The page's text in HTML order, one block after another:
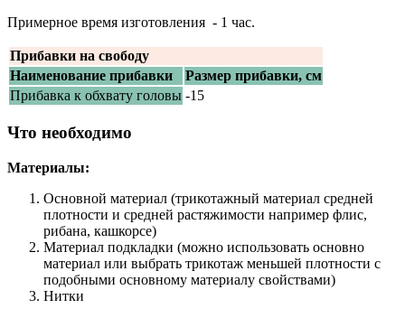
Примерное время изготовления - 1 час.
Прибавки на свободу
Наименование прибавки
Размер прибавки, см
Прибавка к обхвату головы -15
Что необходимо
Материалы:
Основной материал (трикотажный материал средней
плотности и средней растяжимости например флис,
рибана, кашкорсе)
Материал подкладки (можно использовать основно
материал или выбрать трикотаж меньшей плотности с
подобными основному материалу свойствами)
Нитки